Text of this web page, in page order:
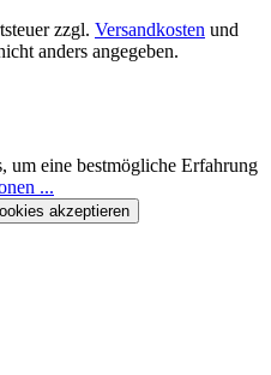
zzgl. Versandkosten und
anders angegeben.
um eine bestmögliche Erfahrung
...
akzeptieren